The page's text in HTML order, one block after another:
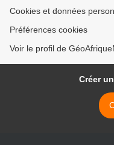
Cookies et données
Préférences cookies
Voir le profil de
Créer